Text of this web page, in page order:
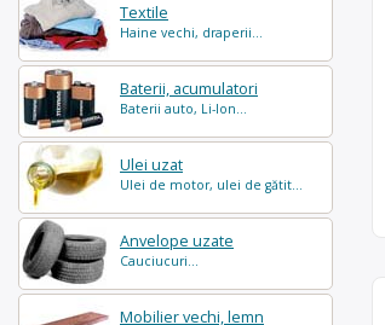
Textile
Haine vechi, draperii...
Baterii, acumulatori
Baterii auto, Li-Ion...
Ulei uzat
Ulei de motor, ulei de gătit...
Anvelope uzate
Cauciucuri...
Mobilier vechi, lemn